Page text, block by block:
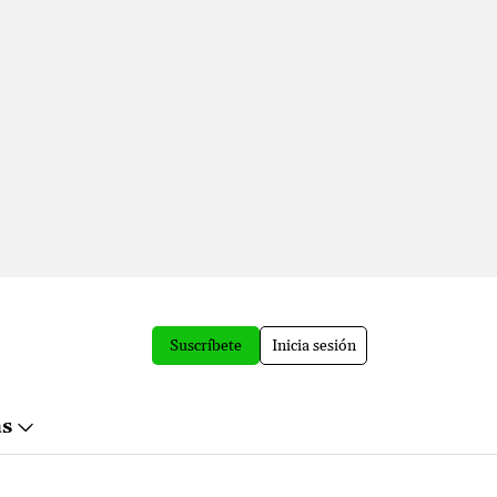
Suscríbete Inicia sesión